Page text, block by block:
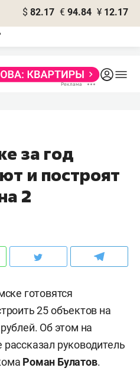
$ 82.17 € 94.84 ¥ 12.17
за год
и построят
2
готовятся
25 объектов на
Об этом на
руководитель
Роман Булатов.